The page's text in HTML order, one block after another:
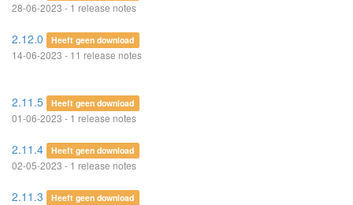
28-06-2023 - 1 release notes
2.12.0 Heeft geen download
14-06-2023 - 11 release notes
2.11.5 Heeft geen download
01-06-2023 - 1 release notes
2.11.4 Heeft geen download
02-05-2023 - 1 release notes
2.11.3 Heeft geen download